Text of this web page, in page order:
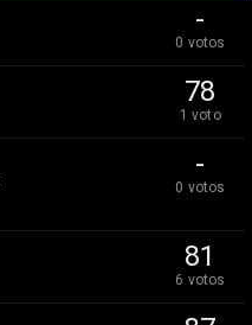
-
0 votos
78
1 voto
-
0 votos
81
6 votos